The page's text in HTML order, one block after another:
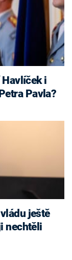
Pavla?
ještě
nechtěli